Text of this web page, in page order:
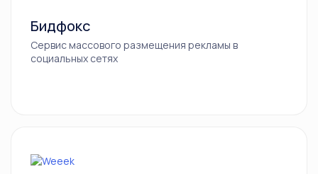
Бидфокс
Сервис массового размещения рекламы в
социальных сетях